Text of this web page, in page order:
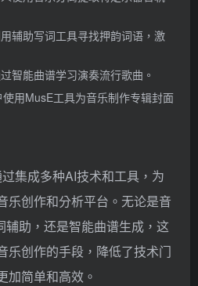
用辅助写词工具寻找押韵词语，激
智能曲谱学习演奏流行歌曲。
使用MusE工具为音乐制作专辑封面
集成多种AI技术和工具，为
乐创作和分析平台。无论是音
辅助，还是智能曲谱生成，这
乐创作的手段，降低了技术门
加简单和高效。